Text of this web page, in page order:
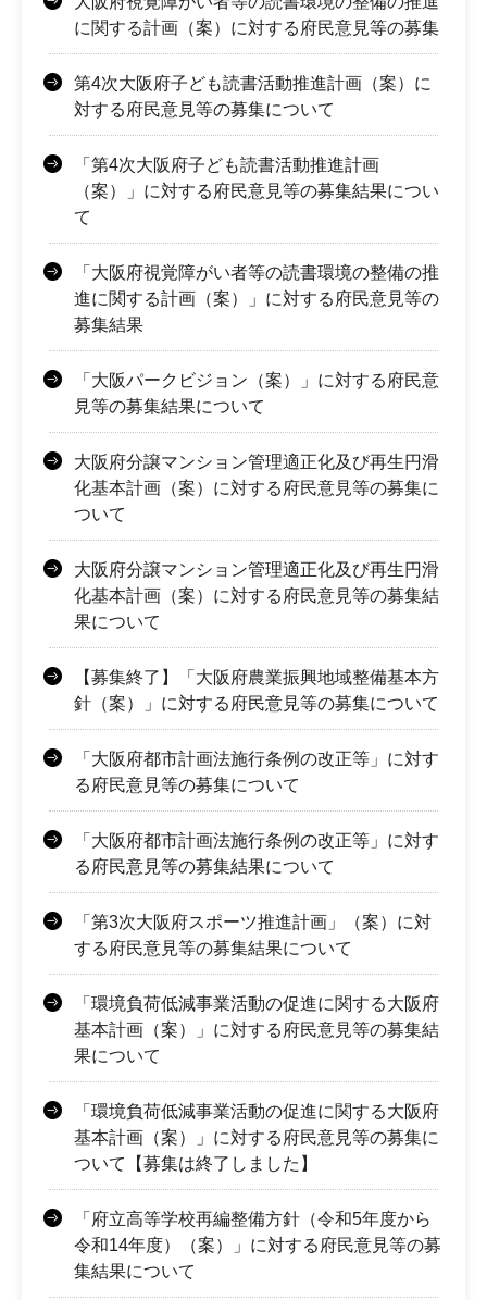
に関する計画（案）に対する府民意見等の募集
第4次大阪府子ども読書活動推進計画（案）に
対する府民意見等の募集について
「第4次大阪府子ども読書活動推進計画
（案）」に対する府民意見等の募集結果につい
て
「大阪府視覚障がい者等の読書環境の整備の推
進に関する計画（案）」に対する府民意見等の
募集結果
「大阪パークビジョン（案）」に対する府民意
見等の募集結果について
大阪府分譲マンション管理適正化及び再生円滑
化基本計画（案）に対する府民意見等の募集に
ついて
大阪府分譲マンション管理適正化及び再生円滑
化基本計画（案）に対する府民意見等の募集結
果について
【募集終了】「大阪府農業振興地域整備基本方
針（案）」に対する府民意見等の募集について
「大阪府都市計画法施行条例の改正等」に対す
る府民意見等の募集について
「大阪府都市計画法施行条例の改正等」に対す
る府民意見等の募集結果について
「第3次大阪府スポーツ推進計画」（案）に対
する府民意見等の募集結果について
「環境負荷低減事業活動の促進に関する大阪府
基本計画（案）」に対する府民意見等の募集結
果について
「環境負荷低減事業活動の促進に関する大阪府
基本計画（案）」に対する府民意見等の募集に
ついて【募集は終了しました】
「府立高等学校再編整備方針（令和5年度から
令和14年度）（案）」に対する府民意見等の募
集結果について